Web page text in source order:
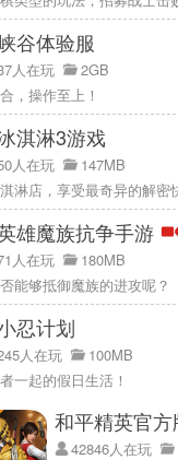
谷体验服
人在玩
2GB
，操作至上！
淇淋3游戏
人在玩
147MB
淋店，享受最奇异的解密
雄魔族抗争手游
人在玩
180MB
能够抵御魔族的进攻呢？
忍计划
人在玩
100MB
一起的假日生活！
和平精英官方
42846人在玩